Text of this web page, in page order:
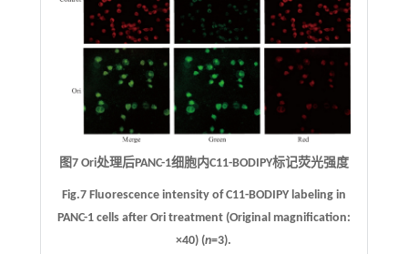
图7 Ori处理后PANC-1细胞内C11-BODIPY标记荧光强度
Fig.7 Fluorescence intensity of C11-BODIPY labeling in
PANC-1 cells after Ori treatment (Original magnification:
×40) (n=3).